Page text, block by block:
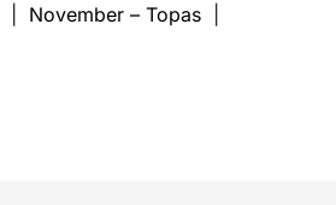
November – Topas